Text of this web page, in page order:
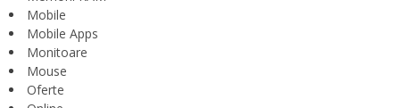
Mobile
Mobile Apps
Monitoare
Mouse
Oferte